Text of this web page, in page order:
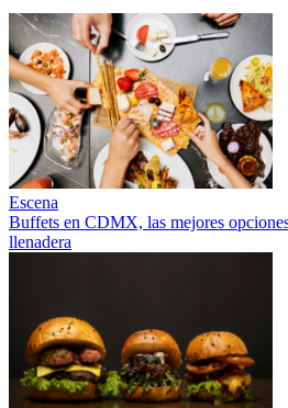
Escena
Buffets en CDMX, las mejores
llenadera